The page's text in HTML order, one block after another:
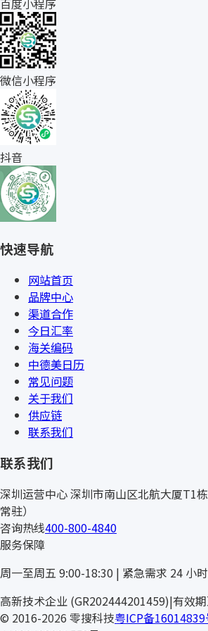
百度小程序
微信小程序
抖音
快速导航
网站首页
品牌中心
渠道合作
今日汇率
海关编码
中德美日历
常见问题
关于我们
供应链
联系我们
联系我们
深圳运营中心深圳市南山区北航大厦T1
常驻）
咨询热线400-800-4840
服务保障
周一至周五 9:00-18:30 | 紧急需求 24 小
高新技术企业 (GR202444201459)|有效
© 2016-2026 零搜科技粤ICP备16014839